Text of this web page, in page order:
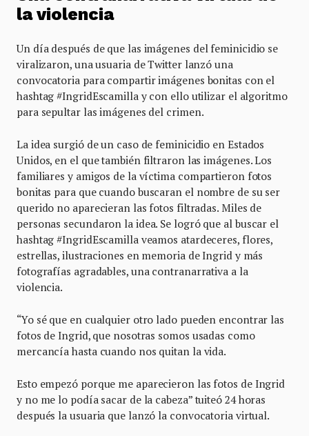
la violencia
Un día después de que las imágenes del feminicidio se
viralizaron, una usuaria de Twitter lanzó una
convocatoria para compartir imágenes bonitas con el
hashtag #IngridEscamilla y con ello utilizar el algoritmo
para sepultar las imágenes del crimen.
La idea surgió de un caso de feminicidio en Estados
Unidos, en el que también filtraron las imágenes. Los
familiares y amigos de la víctima compartieron fotos
bonitas para que cuando buscaran el nombre de su ser
querido no aparecieran las fotos filtradas. Miles de
personas secundaron la idea. Se logró que al buscar el
hashtag #IngridEscamilla veamos atardeceres, flores,
estrellas, ilustraciones en memoria de Ingrid y más
fotografías agradables, una contranarrativa a la
violencia.
“Yo sé que en cualquier otro lado pueden encontrar las
fotos de Ingrid, que nosotras somos usadas como
mercancía hasta cuando nos quitan la vida.
Esto empezó porque me aparecieron las fotos de Ingrid
y no me lo podía sacar de la cabeza” tuiteó 24 horas
después la usuaria que lanzó la convocatoria virtual.